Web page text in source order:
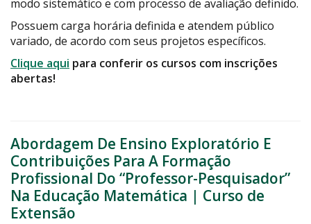
modo sistemático e com processo de avaliação definido.
Possuem carga horária definida e atendem público
variado, de acordo com seus projetos específicos.
Clique aqui para conferir os cursos com inscrições
abertas!
Abordagem De Ensino Exploratório E
Contribuições Para A Formação
Profissional Do “Professor-Pesquisador”
Na Educação Matemática | Curso de
Extensão